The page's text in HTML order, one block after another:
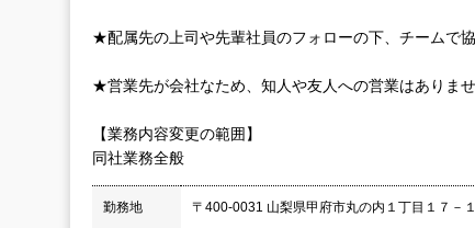
★配属先の上司や先輩社員のフォローの下、チームで
★営業先が会社なため、知人や友人への営業はありませ
【業務内容変更の範囲】
同社業務全般
勤務地 〒400-0031 山梨県甲府市丸の内１丁目１７－